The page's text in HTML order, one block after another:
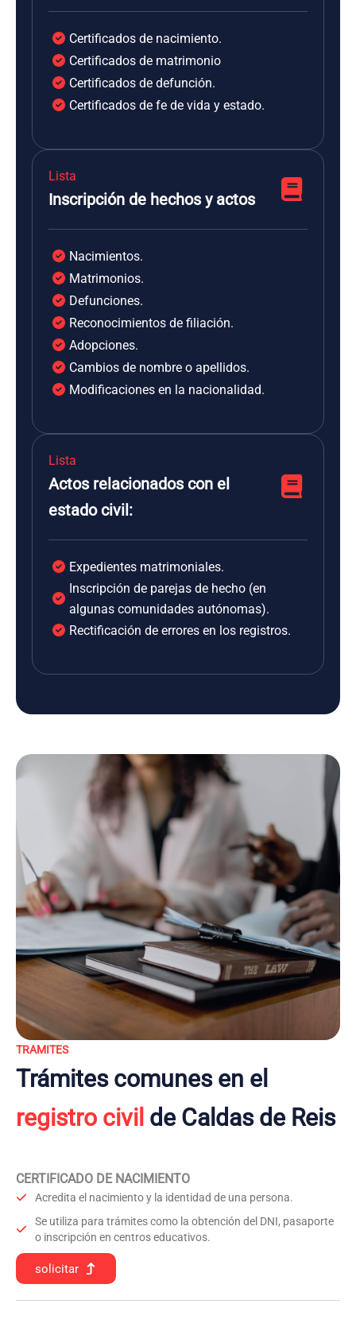
Certificados de nacimiento.
Certificados de matrimonio
Certificados de defunción.
Certificados de fe de vida y estado.
Lista
Inscripción de hechos y actos
Nacimientos.
Matrimonios.
Defunciones.
Reconocimientos de filiación.
Adopciones.
Cambios de nombre o apellidos.
Modificaciones en la nacionalidad.
Lista
Actos relacionados con el
estado civil:
Expedientes matrimoniales.
Inscripción de parejas de hecho (en
algunas comunidades autónomas).
Rectificación de errores en los registros.
TRAMITES
Trámites comunes en el
registro civil de Caldas de Reis
CERTIFICADO DE NACIMIENTO
Acredita el nacimiento y la identidad de una persona.
Se utiliza para trámites como la obtención del DNI, pasaporte
o inscripción en centros educativos.
solicitar